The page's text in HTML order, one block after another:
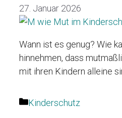
27. Januar 2026
Wann ist es genug? Wie
hinnehmen, dass
mit ihren Kindern alleine
Kategorien
Kinderschutz